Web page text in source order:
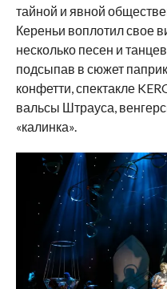
тайной и явной
Кереньи воплотил свое
несколько песен и
подсыпав в сюжет
конфетти, спектакле
вальсы Штрауса,
«калинка».